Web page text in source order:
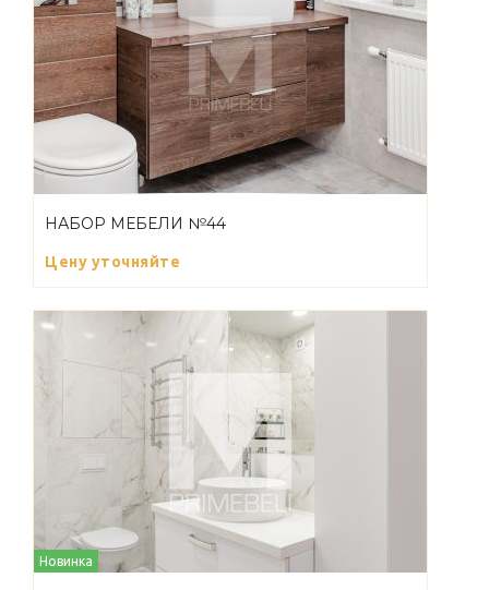
НАБОР МЕБЕЛИ №44
Цену уточняйте
Новинка